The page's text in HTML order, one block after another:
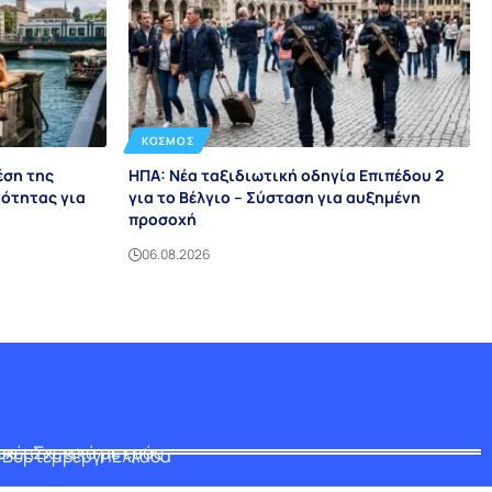
της
για
ΚΌΣΜΟΣ
ΗΠΑ: Νέα ταξιδιωτική οδηγία Επιπέδου 2
για το Βέλγιο – Σύσταση για αυξημένη
προσοχή
06.08.2026
Ελλάδα
Σχετικά με εμάς